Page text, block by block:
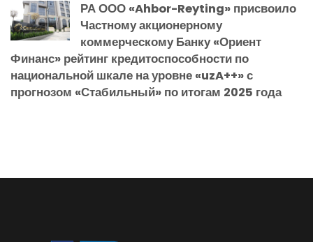
РА ООО «Ahbor-Reyting» присвоило
Частному акционерному
коммерческому Банку «Ориент
Финанс» рейтинг кредитоспособности по
национальной шкале на уровне «uzA++» с
прогнозом «Стабильный» по итогам 2025 года